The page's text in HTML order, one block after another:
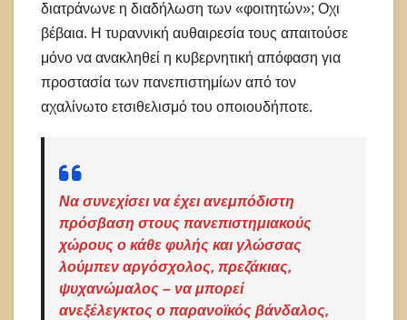
διατράνωνε η διαδήλωση των «φοιτητών»; Οχι
βέβαια. Η τυραννική αυθαιρεσία τους απαιτούσε
μόνο να ανακληθεί η κυβερνητική απόφαση για
προστασία των πανεπιστημίων από τον
αχαλίνωτο ετσιθελισμό του οποιουδήποτε.
Να συνεχίσει να έχει ανεμπόδιστη
πρόσβαση στους πανεπιστημιακούς
χώρους ο κάθε φυλής και γλώσσας
λούμπεν αργόσχολος, πρεζάκιας,
ψυχανώμαλος – να μπορεί
ανεξέλεγκτος ο παρανοϊκός βάνδαλος,